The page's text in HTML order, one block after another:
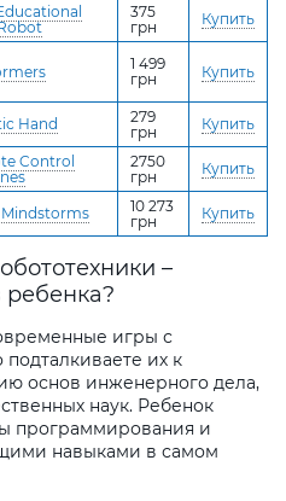
375
грн
Купить
1 499
грн
Купить
Hand
279
грн
Купить
Control
2750
грн
Купить
Mindstorms
10 273
грн
Купить
–
игры с
их к
основ инженерного дела,
наук. Ребенок
программирования и
навыками в самом